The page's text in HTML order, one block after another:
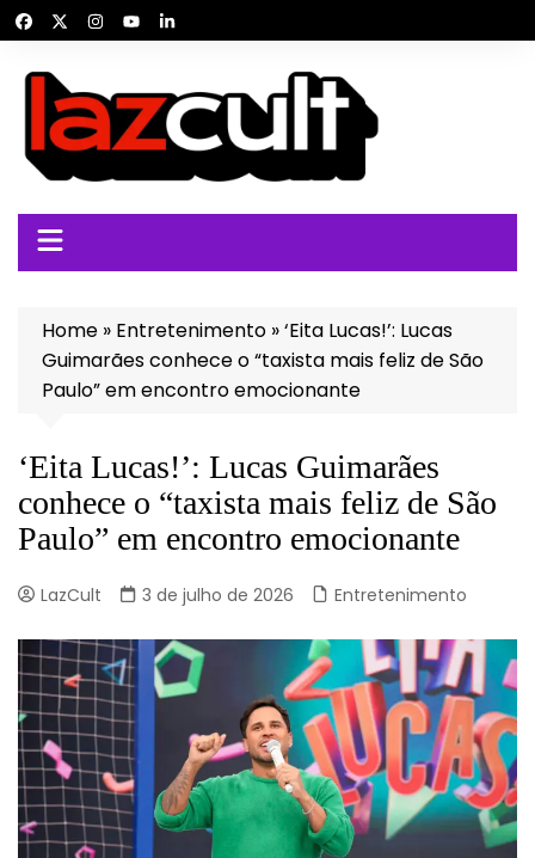
para
conteúdo
Home » Entretenimento »‘Eita Lucas!’: Lucas
Guimarães conhece o “taxista mais feliz de São
Paulo” em encontro emocionante
‘Eita Lucas!’: Lucas Guimarães
conhece o “taxista mais feliz de São
Paulo” em encontro emocionante
LazCult 3 de julho de 2026 Entretenimento